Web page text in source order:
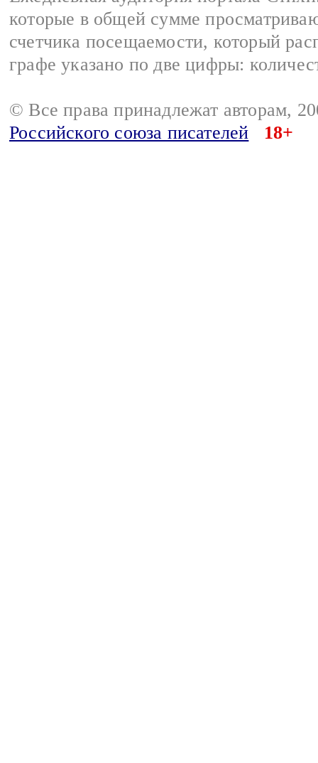
которые в общей сумме
счетчика посещаемости, который
графе указано по две цифры:
© Все права принадлежат авторам,
Российского союза писателей
18+